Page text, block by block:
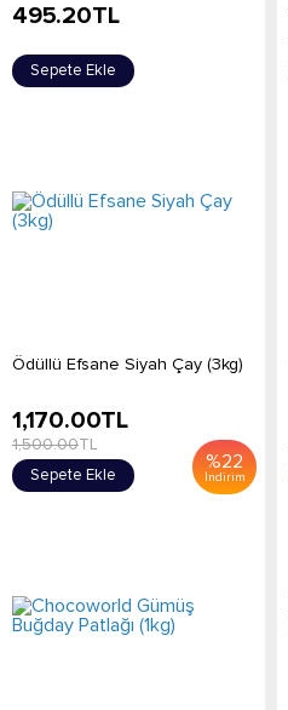
495.20TL
Sepete Ekle
Ödüllü Efsane Siyah Çay (3kg)
%22
İndirim
1,170.00TL
1,500.00TL
Sepete Ekle